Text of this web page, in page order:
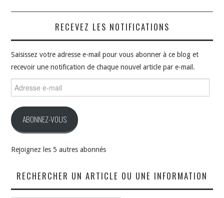
RECEVEZ LES NOTIFICATIONS
Saisissez votre adresse e-mail pour vous abonner à ce blog et
recevoir une notification de chaque nouvel article par e-mail.
e-
ABONNEZ-VOUS
Rejoignez les 5 autres abonnés
RECHERCHER UN ARTICLE OU UNE INFORMATION